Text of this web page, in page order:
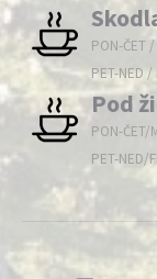
PON-ČET
PET-NED /
Pod
PON-ČET/
PET-NED/